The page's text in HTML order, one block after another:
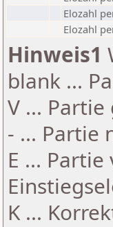
Elozahl
Elozahl
Hinweis1
blank ...
V ...
- ... Partie
E ...
K ...